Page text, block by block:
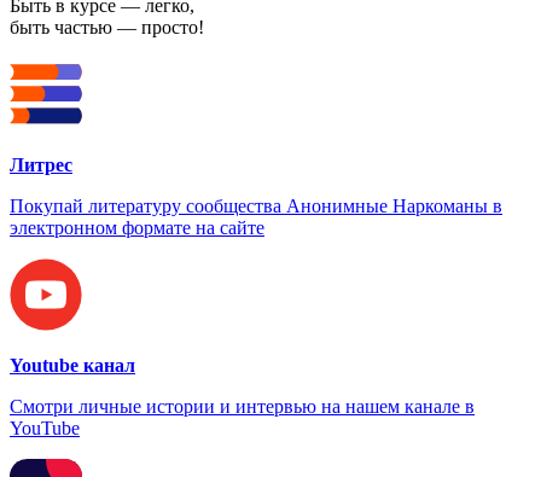
Быть в курсе — легко,
быть частью — просто!
Литрес
Покупай литературу сообщества Анонимные Наркоманы в
электронном формате на сайте
Youtube канал
Смотри личные истории и интервью на нашем канале в
YouTube